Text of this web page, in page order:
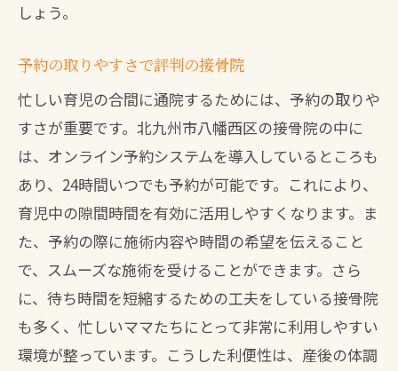
しょう。
予約の取りやすさで評判の接骨院
忙しい育児の合間に通院するためには、予約の取りや
すさが重要です。北九州市八幡西区の接骨院の中に
は、オンライン予約システムを導入しているところも
あり、24時間いつでも予約が可能です。これにより、
育児中の隙間時間を有効に活用しやすくなります。ま
た、予約の際に施術内容や時間の希望を伝えること
で、スムーズな施術を受けることができます。さら
に、待ち時間を短縮するための工夫をしている接骨院
も多く、忙しいママたちにとって非常に利用しやすい
環境が整っています。こうした利便性は、産後の体調